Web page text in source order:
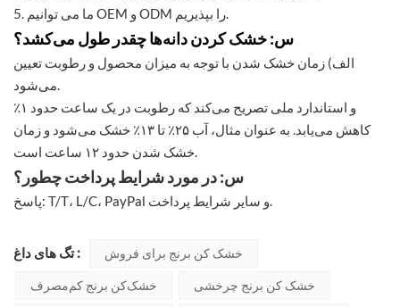
5. ما می توانیم OEM و ODM را بپذیریم.
س: خشک کردن دانه‌ها چقدر طول می‌کشد؟
الف) زمان خشک شدن با توجه به میزان محصول و رطوبت تعیین
می‌شود.
و استاندارد ملی تصریح می‌کند که رطوبت در یک ساعت حدود ۱٪
کاهش می‌یابد. به عنوان مثال، آب ۲۵٪ تا ۱۳٪ خشک می‌شود و زمان
خشک شدن حدود ۱۲ ساعت است.
س: در مورد شرایط پرداخت چطور؟
پاسخ: T/T، L/C، PayPal و سایر شرایط پرداخت.
تگ های داغ : خشک کن برنج برای فروش
خشک‌کن برنج کم‌مصرف خشک کن برنج چرخشی